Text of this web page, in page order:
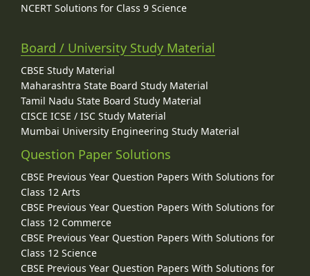
NCERT Solutions for Class 9 Science
Board / University Study Material
CBSE Study Material
Maharashtra State Board Study Material
Tamil Nadu State Board Study Material
CISCE ICSE / ISC Study Material
Mumbai University Engineering Study Material
Question Paper Solutions
CBSE Previous Year Question Papers With Solutions for
Class 12 Arts
CBSE Previous Year Question Papers With Solutions for
Class 12 Commerce
CBSE Previous Year Question Papers With Solutions for
Class 12 Science
CBSE Previous Year Question Papers With Solutions for